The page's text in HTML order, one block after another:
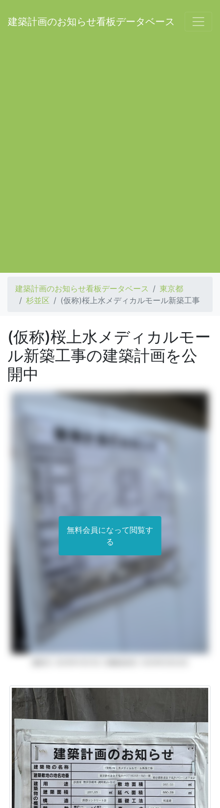
建築計画のお知らせ看板データベース
建築計画のお知らせ看板データベース
東京都
杉並区
(仮称)桜上水メディカルモール新築工事
(仮称)桜上水メディカルモー
ル新築工事の建築計画を公
開中
無料会員になって閲覧す
る